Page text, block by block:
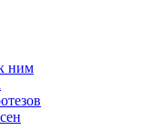
ним